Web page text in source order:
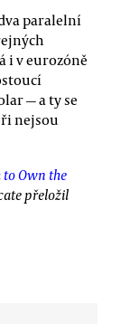
paralelní
i v eurozóně
— a ty se
nejsou
to Own the
přeložil